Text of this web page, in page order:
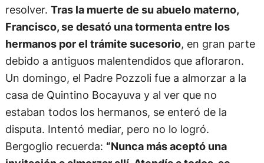
resolver. Tras la muerte de su abuelo materno,
Francisco, se desató una tormenta entre los
hermanos por el trámite sucesorio, en gran parte
debido a antiguos malentendidos que afloraron.
Un domingo, el Padre Pozzoli fue a almorzar a la
casa de Quintino Bocayuva y al ver que no
estaban todos los hermanos, se enteró de la
disputa. Intentó mediar, pero no lo logró.
Bergoglio recuerda: “Nunca más aceptó una